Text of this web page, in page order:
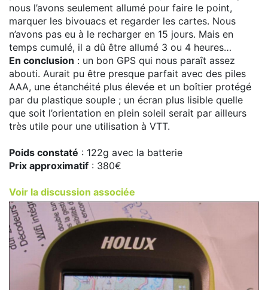
nous l’avons seulement allumé pour faire le point,
marquer les bivouacs et regarder les cartes. Nous
n’avons pas eu à le recharger en 15 jours. Mais en
temps cumulé, il a dû être allumé 3 ou 4 heures…
En conclusion : un bon GPS qui nous paraît assez
abouti. Aurait pu être presque parfait avec des piles
AAA, une étanchéité plus élevée et un boîtier protégé
par du plastique souple ; un écran plus lisible quelle
que soit l’orientation en plein soleil serait par ailleurs
très utile pour une utilisation à VTT.
Poids constaté : 122g avec la batterie
Prix approximatif : 380€
Voir la discussion associée